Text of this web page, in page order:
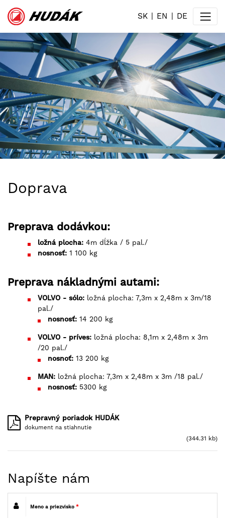
SK EN DE
Doprava
Preprava dodávkou:
ložná plocha: 4m dĺžka / 5 pal./
nosnosť: 1 100 kg
Preprava nákladnými autami:
VOLVO - sólo: ložná plocha: 7,3m x 2,48m x 3m/18
pal./
nosnosť: 14 200 kg
VOLVO - príves: ložná plocha: 8,1m x 2,48m x 3m
/20 pal./
nosnoť: 13 200 kg
MAN: ložná plocha: 7,3m x 2,48m x 3m /18 pal./
nosnosť: 5300 kg
Prepravný poriadok HUDÁK
dokument na stiahnutie
(344.31 kb)
Napíšte nám
Meno a priezvisko*